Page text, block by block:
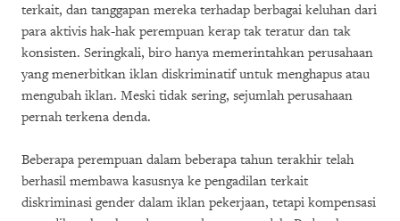
terkait, dan tanggapan mereka terhadap berbagai keluhan dari
para aktivis hak-hak perempuan kerap tak teratur dan tak
konsisten. Seringkali, biro hanya memerintahkan perusahaan
yang menerbitkan iklan diskriminatif untuk menghapus atau
mengubah iklan. Meski tidak sering, sejumlah perusahaan
pernah terkena denda.
Beberapa perempuan dalam beberapa tahun terakhir telah
berhasil membawa kasusnya ke pengadilan terkait
diskriminasi gender dalam iklan pekerjaan, tetapi kompensasi